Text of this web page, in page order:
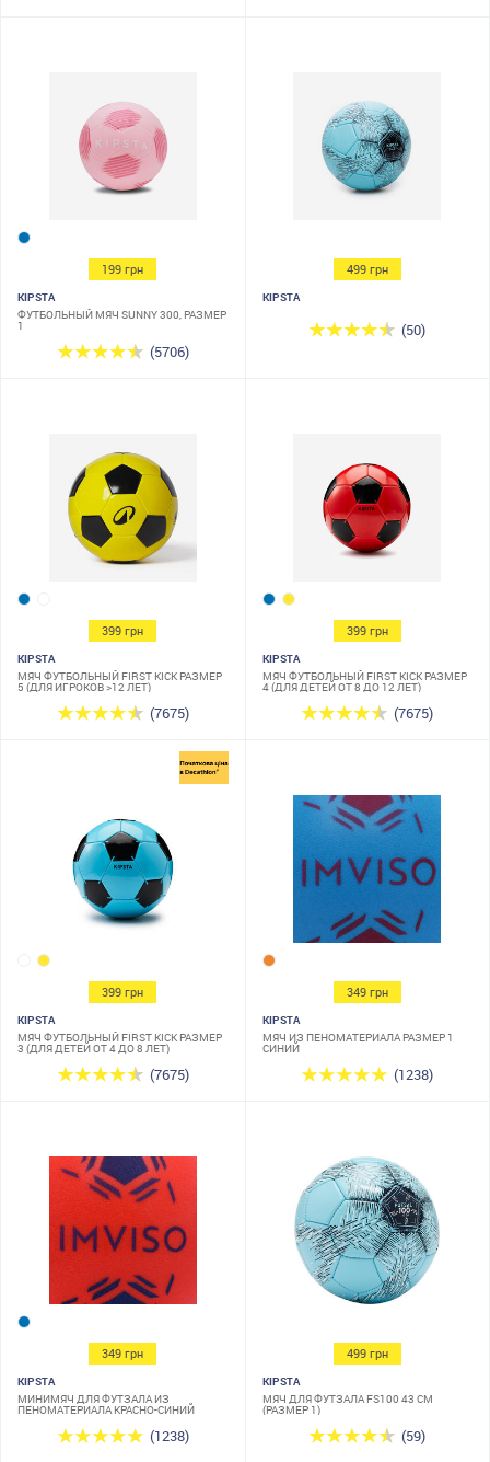
199 грн
KIPSTA
ФУТБОЛЬНЫЙ МЯЧ SUNNY 300, РАЗМЕР
1
(5706)
499 грн
KIPSTA
(50)
399 грн
KIPSTA
МЯЧ ФУТБОЛЬНЫЙ FIRST KICK РАЗМЕР
5 (ДЛЯ ИГРОКОВ >12 ЛЕТ)
(7675)
399 грн
KIPSTA
МЯЧ ФУТБОЛЬНЫЙ FIRST KICK РАЗМЕР
4 (ДЛЯ ДЕТЕЙ ОТ 8 ДО 12 ЛЕТ)
(7675)
399 грн
KIPSTA
МЯЧ ФУТБОЛЬНЫЙ FIRST KICK РАЗМЕР
3 (ДЛЯ ДЕТЕЙ ОТ 4 ДО 8 ЛЕТ)
(7675)
349 грн
KIPSTA
МЯЧ ИЗ ПЕНОМАТЕРИАЛА РАЗМЕР 1
СИНИЙ
(1238)
349 грн
KIPSTA
МИНИМЯЧ ДЛЯ ФУТЗАЛА ИЗ
ПЕНОМАТЕРИАЛА КРАСНО-СИНИЙ
(1238)
499 грн
KIPSTA
МЯЧ ДЛЯ ФУТЗАЛА FS100 43 СМ
(РАЗМЕР 1)
(59)